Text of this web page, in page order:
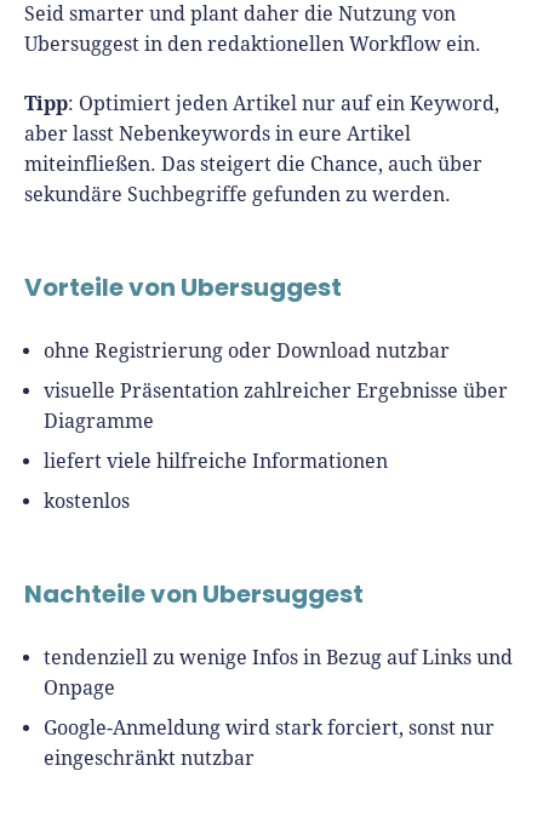
Seid smarter und plant daher die Nutzung von
Ubersuggest in den redaktionellen Workflow ein.
Tipp: Optimiert jeden Artikel nur auf ein Keyword,
aber lasst Nebenkeywords in eure Artikel
miteinfließen. Das steigert die Chance, auch über
sekundäre Suchbegriffe gefunden zu werden.
Vorteile von Ubersuggest
ohne Registrierung oder Download nutzbar
visuelle Präsentation zahlreicher Ergebnisse über
Diagramme
liefert viele hilfreiche Informationen
kostenlos
Nachteile von Ubersuggest
tendenziell zu wenige Infos in Bezug auf Links und
Onpage
Google-Anmeldung wird stark forciert, sonst nur
eingeschränkt nutzbar